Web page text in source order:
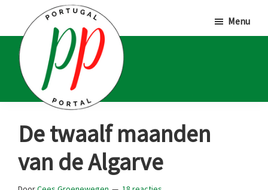
hoofd
inhoud
eerste
sidebar
voettekst
Portal
Portugalliefhebbers
en
Menu
De twaalf maanden
van de Algarve